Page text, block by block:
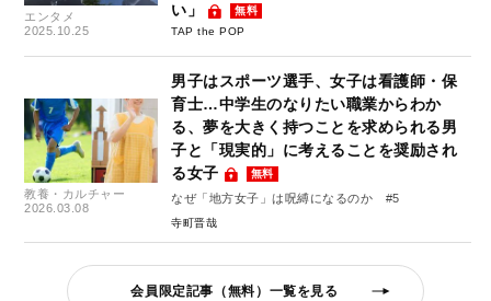
エンタメ
2025.10.25
い」
無料
TAP the POP
教養・カルチャー
2026.03.08
男子はスポーツ選手、女子は看護師・保
育士…中学生のなりたい職業からわか
る、夢を大きく持つことを求められる男
子と「現実的」に考えることを奨励され
る女子
無料
なぜ「地方女子」は呪縛になるのか #5
寺町晋哉
会員限定記事（無料）一覧を見る